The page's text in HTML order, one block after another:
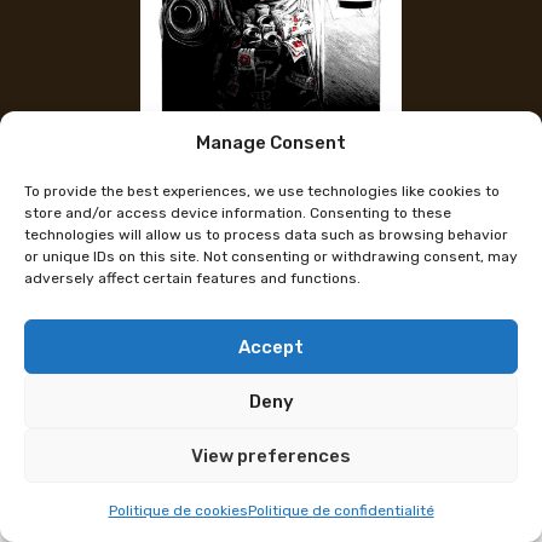
Manage Consent
To provide the best experiences, we use technologies like cookies to
store and/or access device information. Consenting to these
technologies will allow us to process data such as browsing behavior
or unique IDs on this site. Not consenting or withdrawing consent, may
adversely affect certain features and functions.
Accept
Deny
View preferences
Politique de cookiesPolitique de confidentialité
Makaii Collection
Hallo, ich heisse Xenia, aber man kennt mich eher
unter dem Namen Makaii.
Ich habe mich schon immer für zwei Dinge
interessiert: das Zeichnen und die verschiedenen
Away“ die japanische Mythologie entdeckt und bin